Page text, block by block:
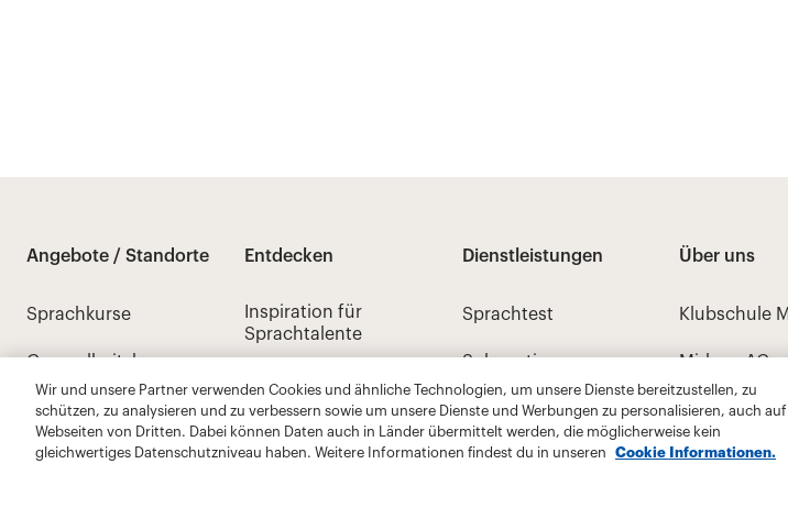
Wir und unsere Partner verwenden Cookies und ähnliche Technologien, um unsere Dienste bereitzustellen, zu
schützen, zu analysieren und zu verbessern sowie um unsere Dienste und Werbungen zu personalisieren, auch auf
Webseiten von Dritten. Dabei können Daten auch in Länder übermittelt werden, die möglicherweise kein
gleichwertiges Datenschutzniveau haben. Weitere Informationen findest du in unseren
Cookie Informationen.